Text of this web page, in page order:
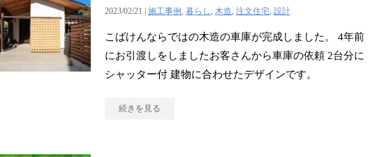
2023/02/21 | 施工事例, 暮らし, 木造, 注文住宅, 設計
こばけんならではの木造の車庫が完成しました。 4年前
にお引渡しをしましたお客さんから車庫の依頼 2台分に
シャッター付 建物に合わせたデザインです。
続きを見る